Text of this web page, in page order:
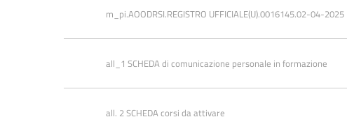
m_pi.AOODRSI.REGISTRO UFFICIALE(U).0016145.02-04-2025
all_1 SCHEDA di comunicazione personale in formazione
all. 2 SCHEDA corsi da attivare